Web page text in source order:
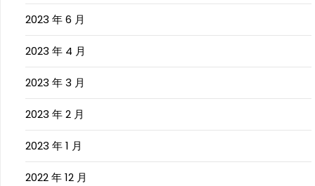
2023 年 6 月
2023 年 4 月
2023 年 3 月
2023 年 2 月
2023 年 1 月
2022 年 12 月